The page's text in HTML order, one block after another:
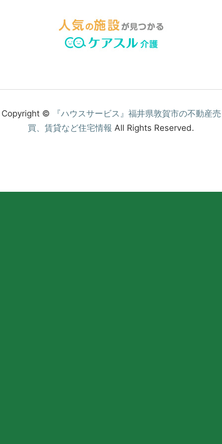
Copyright ©
『ハウスサービス』福井県敦賀市の不動産売
買、賃貸など住宅情報 All Rights Reserved.